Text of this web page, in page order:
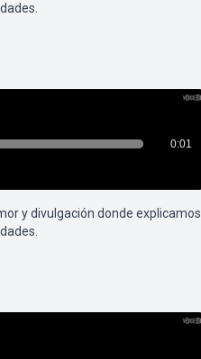
y divulgación donde explicamos